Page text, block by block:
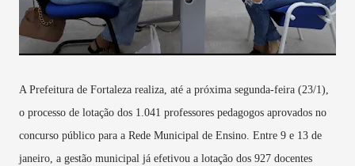
A Prefeitura de Fortaleza realiza, até a próxima segunda-feira (23/1),
o processo de lotação dos 1.041 professores pedagogos aprovados no
concurso público para a Rede Municipal de Ensino. Entre 9 e 13 de
janeiro, a gestão municipal já efetivou a lotação dos 927 docentes